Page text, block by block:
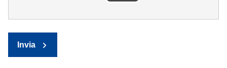
Invia